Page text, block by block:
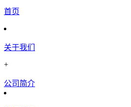
首页
关于我们
+
公司简介